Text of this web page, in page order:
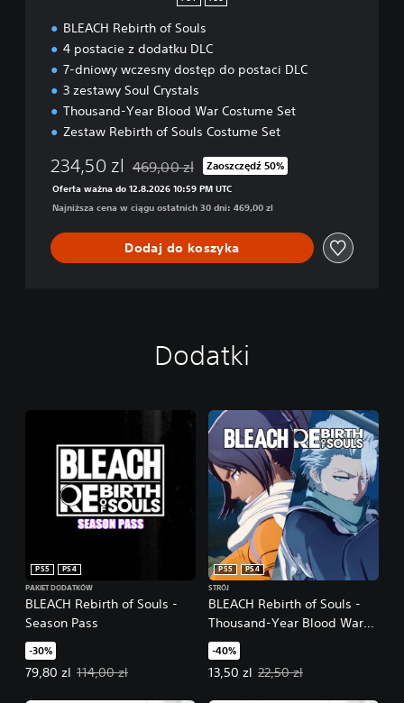
BLEACH Rebirth of Souls
4 postacie z dodatku DLC
7-dniowy wczesny dostęp do postaci DLC
3 zestawy Soul Crystals
Thousand-Year Blood War Costume Set
Zestaw Rebirth of Souls Costume Set
234,50 zl Zastosowano zniżkę z oryginalnej ceny
469,00 zl Zaoszczędź 50%
Oferta ważna do 12.8.2026 10:59 PM UTC
Najniższa cena w ciągu ostatnich 30 dni: 469,00 zl
Dodaj do koszyka
Dodatki
BLEACH Rebirth of Souls -
Season Pass
PS5
PS4
PAKIET DODATKÓW
-30%
79,80 zl
Oferowana cena: 79,80 zl. Pierwotna cena: 114,00 zl.
114,00 zl
BLEACH Rebirth of Souls -
Thousand-Year Blood War
Toshiro Hitsugaya & Yoruichi
Shihoin Costume Set
PS5
PS4
STRÓJ
-40%
13,50 zl
Oferowana cena: 13,50 zl.
22,50 zl